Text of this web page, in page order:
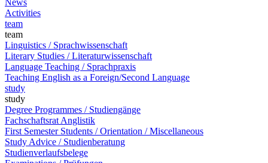
News
Activities
team
team
Linguistics / Sprachwissenschaft
Literary Studies / Literaturwissenschaft
Language Teaching / Sprachpraxis
Teaching English as a Foreign/Second Language
study
study
Degree Programmes / Studiengänge
Fachschaftsrat Anglistik
First Semester Students / Orientation / Miscellaneous
Study Advice / Studienberatung
Studienverlaufsbelege